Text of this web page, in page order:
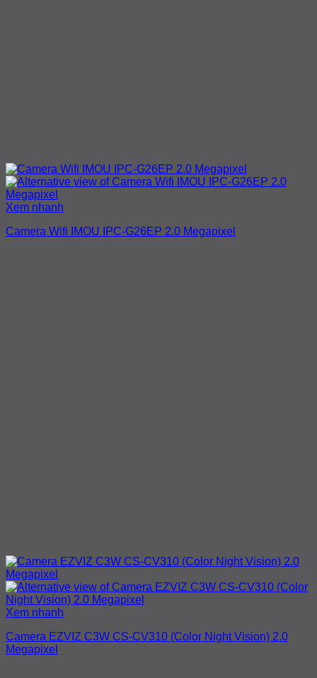
Xem nhanh
Camera Wifi IMOU IPC-G26EP 2.0 Megapixel
Xem nhanh
Camera EZVIZ C3W CS-CV310 (Color Night Vision) 2.0
Megapixel